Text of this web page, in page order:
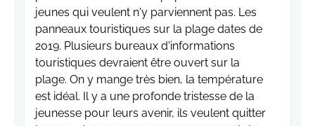
jeunes qui veulent n'y parviennent pas. Les
panneaux touristiques sur la plage dates de
2019. Plusieurs bureaux d'informations
touristiques devraient être ouvert sur la
plage. On y mange très bien, la température
est idéal. Il y a une profonde tristesse de la
jeunesse pour leurs avenir, ils veulent quitter